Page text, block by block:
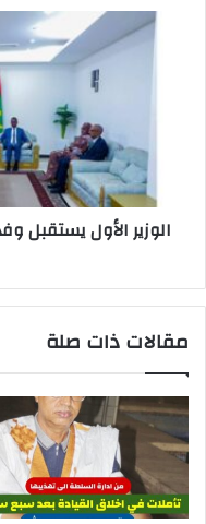
الوزير الأول
مقالات ذات صلة